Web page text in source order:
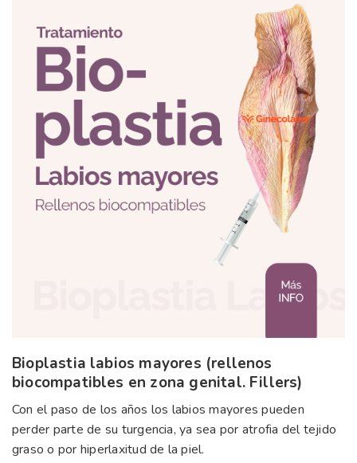
Bioplastia labios mayores (rellenos
biocompatibles en zona genital. Fillers)
Con el paso de los años los labios mayores pueden
perder parte de su turgencia, ya sea por atrofia del tejido
graso o por hiperlaxitud de la piel.